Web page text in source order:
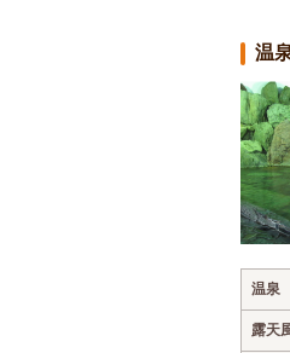
温
温泉
露天